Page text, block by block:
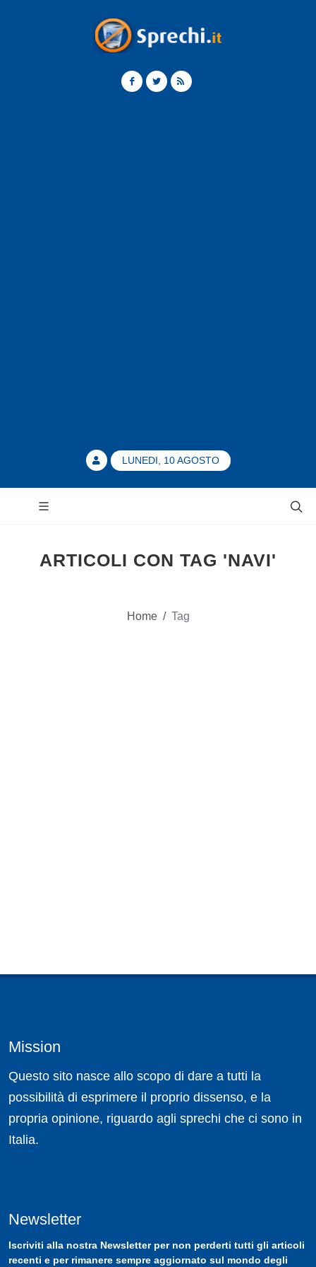
LUNEDI, 10 AGOSTO
ARTICOLI CON TAG 'NAVI'
Home / Tag
Mission
Questo sito nasce allo scopo di dare a tutti la
possibilità di esprimere il proprio dissenso, e la
propria opinione, riguardo agli sprechi che ci sono in
Italia.
Newsletter
Iscriviti alla nostra Newsletterper non perderti tutti gli articoli
recenti e per rimanere sempre aggiornato sul mondo degli